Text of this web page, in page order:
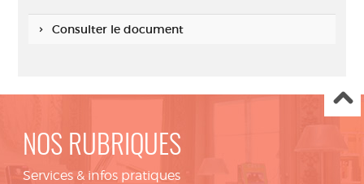
Consulter le document
NOS RUBRIQUES
Services & infos pratiques